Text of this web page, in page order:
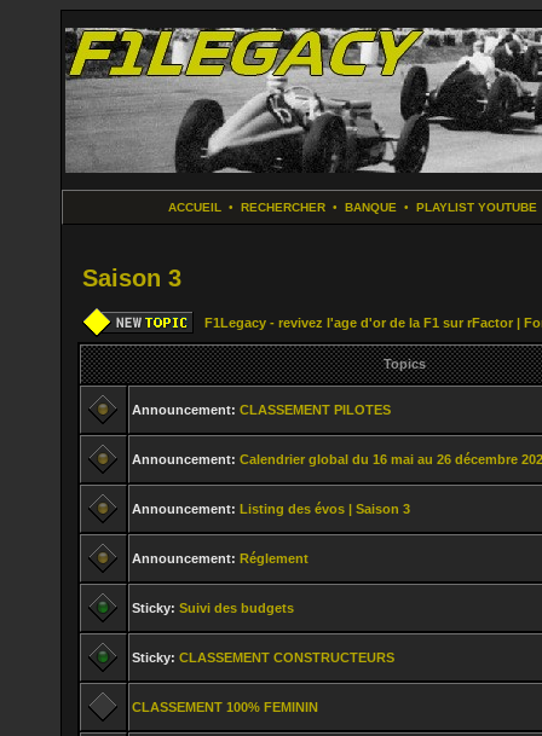
ACCUEIL • RECHERCHER• BANQUE • PLAYLIST YOUTUBE
Saison 3
F1Legacy - revivez l'age d'or de la F1 sur rFactor |
Topics
Announcement: CLASSEMENT PILOTES
Announcement: Calendrier global du 16 mai au 26 décembre
Announcement: Listing des évos | Saison 3
Announcement: Réglement
Sticky: Suivi des budgets
Sticky: CLASSEMENT CONSTRUCTEURS
CLASSEMENT 100% FEMININ